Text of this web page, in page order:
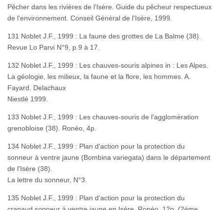
Pêcher dans les rivières de l'Isère. Guide du pêcheur respectueux
de l'environnement. Conseil Général de l'Isère, 1999.
131 Noblet J.F., 1999 : La faune des grottes de La Balme (38).
Revue Lo Parvi N°9, p.9 à 17.
132 Noblet J.F., 1999 : Les chauves-souris alpines in : Les Alpes.
La géologie, les milieux, la faune et la flore, les hommes. A.
Fayard. Delachaux
Niestlé 1999.
133 Noblet J.F., 1999 : Les chauves-souris de l'agglomération
grenobloise (38). Ronéo, 4p.
134 Noblet J.F., 1999 : Plan d'action pour la protection du
sonneur à ventre jaune (Bombina variegata) dans le département
de l'Isère (38).
La lettre du sonneur, N°3.
135 Noblet J.F., 1999 : Plan d'action pour la protection du